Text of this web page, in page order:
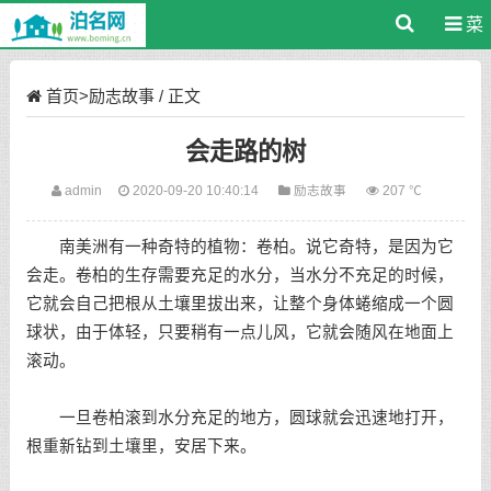
菜
首页>励志故事/ 正文
会走路的树
admin 2020-09-20 10:40:14 励志故事 207 ℃
南美洲有一种奇特的植物：卷柏。说它奇特，是因为它
会走。卷柏的生存需要充足的水分，当水分不充足的时候，
它就会自己把根从土壤里拔出来，让整个身体蜷缩成一个圆
球状，由于体轻，只要稍有一点儿风，它就会随风在地面上
滚动。
一旦卷柏滚到水分充足的地方，圆球就会迅速地打开，
根重新钻到土壤里，安居下来。